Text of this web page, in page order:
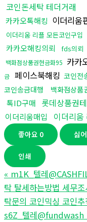
코인돈세탁 테더거래
카카오톡해킹 이더리움
이더리움 리플 모든코인구입
카카오해킹의뢰 fds의뢰
백화점상품권현금화95 카카
금 페이스북해킹 코인전
코인송금대행
백화점상품
톡ID구매 롯데상품권
이더리움매입 이더리움
좋아요 0 싫
인쇄
« m1K_텔레
탁 탈세하는방법 세무
탁문의 코인믹싱 코인
s6Z_텔레@fundwash